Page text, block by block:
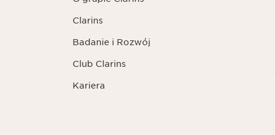
Clarins
Badanie i Rozwój
Club Clarins
Kariera